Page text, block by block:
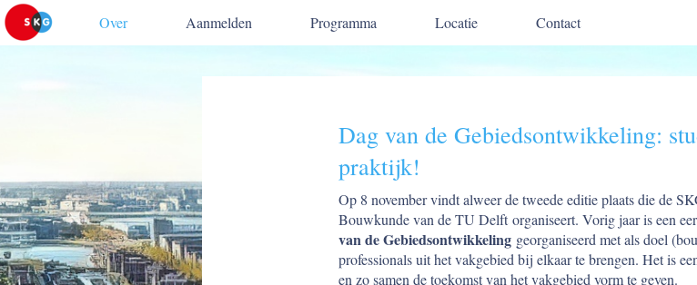
Over Aanmelden Programma Locatie Contact
Dag van de Gebiedsontwikkeling:
praktijk!
Op 8 november vindt alweer de tweede editie plaats die de
Bouwkunde van de TU Delft organiseert. Vorig jaar is een
van deGebiedsontwikkeling georganiseerd met als doel
professionals uit het vakgebied bij elkaar te brengen. Het is
en zo samen de toekomst van het vakgebied vorm te geven.